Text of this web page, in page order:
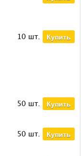
10 шт. Купить
50 шт. Купить
50 шт. Купить